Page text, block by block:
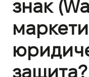
знак
защита?